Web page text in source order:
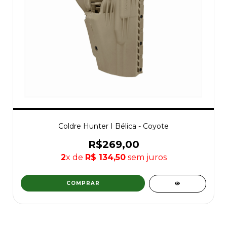
Coldre Hunter I Bélica - Coyote
R$269,00
2x de R$ 134,50sem juros
COMPRAR